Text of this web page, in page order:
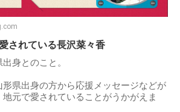
されている長沢菜々香
身とのこと。
県出身の方から応援メッセージなどが
元で愛されていることがうかがえま